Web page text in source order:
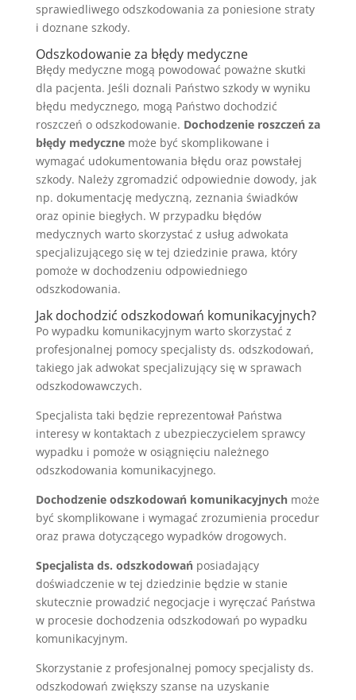
sprawiedliwego odszkodowania za poniesione straty
i doznane szkody.
Odszkodowanie za błędy medyczne
Błędy medyczne mogą powodować poważne skutki
dla pacjenta. Jeśli doznali Państwo szkody w wyniku
błędu medycznego, mogą Państwo dochodzić
roszczeń o odszkodowanie. Dochodzenie roszczeń za
błędy medycznemoże być skomplikowane i
wymagać udokumentowania błędu oraz powstałej
szkody. Należy zgromadzić odpowiednie dowody, jak
np. dokumentację medyczną, zeznania świadków
oraz opinie biegłych. W przypadku błędów
medycznych warto skorzystać z usług adwokata
specjalizującego się w tej dziedzinie prawa, który
pomoże w dochodzeniu odpowiedniego
odszkodowania.
Jak dochodzić odszkodowań komunikacyjnych?
Po wypadku komunikacyjnym warto skorzystać z
profesjonalnej pomocy specjalisty ds. odszkodowań,
takiego jak adwokat specjalizujący się w sprawach
odszkodowawczych.
Specjalista taki będzie reprezentował Państwa
interesy w kontaktach z ubezpieczycielem sprawcy
wypadku i pomoże w osiągnięciu należnego
odszkodowania komunikacyjnego.
Dochodzenie odszkodowań komunikacyjnychmoże
być skomplikowane i wymagać zrozumienia procedur
oraz prawa dotyczącego wypadków drogowych.
Specjalista ds. odszkodowańposiadający
doświadczenie w tej dziedzinie będzie w stanie
skutecznie prowadzić negocjacje i wyręczać Państwa
w procesie dochodzenia odszkodowań po wypadku
komunikacyjnym.
Skorzystanie z profesjonalnej pomocy specjalisty ds.
odszkodowań zwiększy szanse na uzyskanie